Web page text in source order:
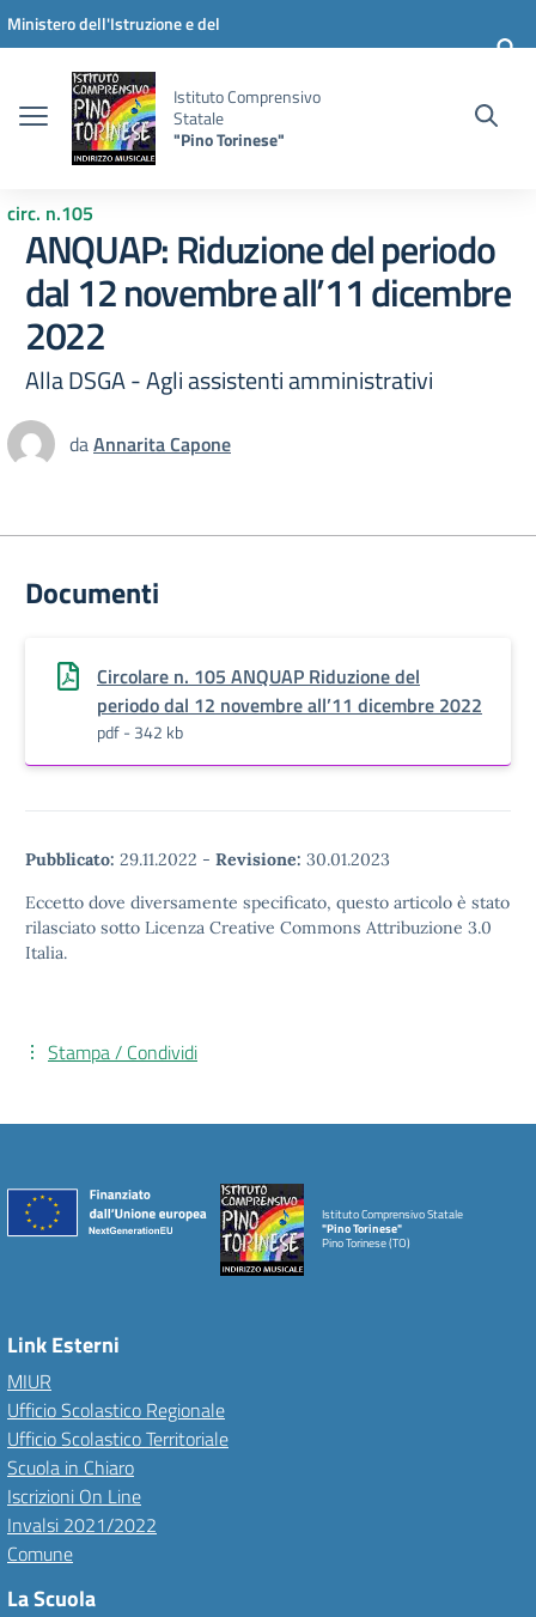
Vai ai contenuti
Vai al menu di navigazione
Vai al footer
Ministero dell'Istruzione e del
Istituto Comprensivo
Statale
"Pino Torinese"
circ. n.105
ANQUAP: Riduzione del periodo
dal 12 novembre all’11 dicembre
2022
Alla DSGA - Agli assistenti amministrativi
daAnnarita Capone
Documenti
Circolare n. 105 ANQUAP Riduzione del
periodo dal 12 novembre all’11 dicembre 2022
pdf - 342 kb
Pubblicato: 29.11.2022 - Revisione: 30.01.2023
Eccetto dove diversamente specificato, questo articolo è stato
rilasciato sotto Licenza Creative Commons Attribuzione 3.0
Italia.
Stampa / Condividi
Istituto Comprensivo Statale
"Pino Torinese"
Pino Torinese (TO)
Link Esterni
MIUR
Ufficio Scolastico Regionale
Ufficio Scolastico Territoriale
Scuola in Chiaro
Iscrizioni On Line
Invalsi 2021/2022
Comune
La Scuola